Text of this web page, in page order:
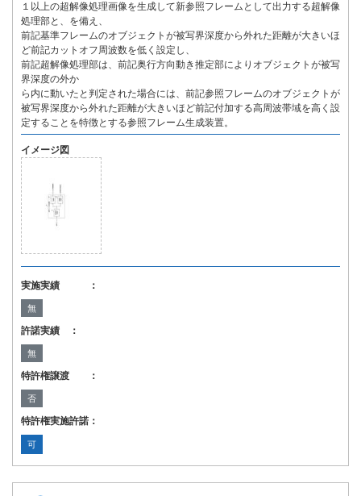
１以上の超解像処理画像を生成して新参照フレームとして出力する超解像
処理部と、を備え、
前記基準フレームのオブジェクトが被写界深度から外れた距離が大きいほ
ど前記カットオフ周波数を低く設定し、
前記超解像処理部は、前記奥行方向動き推定部によりオブジェクトが被写
界深度の外か
ら内に動いたと判定された場合には、前記参照フレームのオブジェクトが
被写界深度から外れた距離が大きいほど前記付加する高周波帯域を高く設
定することを特徴とする参照フレーム生成装置。
イメージ図
実施実績 ：
無
許諾実績 ：
無
特許権譲渡 ：
否
特許権実施許諾：
可